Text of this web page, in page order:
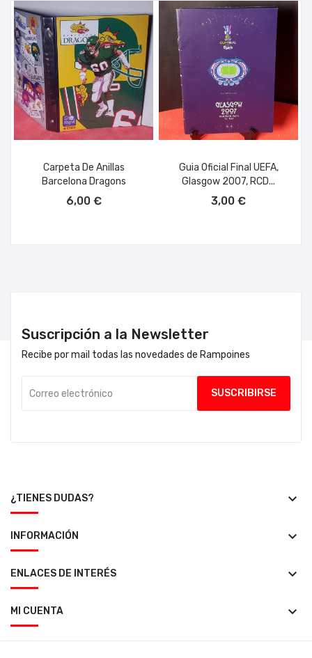
Carpeta De Anillas
Barcelona Dragons
6,00 €
Guia Oficial Final UEFA,
Glasgow 2007, RCD...
3,00 €
Suscripción a la Newsletter
Recibe por mail todas las novedades de Rampoines
¿TIENES DUDAS? keyboard_arrow_down
INFORMACIÓN keyboard_arrow_down
ENLACES DE INTERÉS keyboard_arrow_down
MI CUENTA keyboard_arrow_down